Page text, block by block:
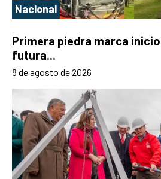
Nacional
Primera piedra marca
futura...
8 de agosto de 2026